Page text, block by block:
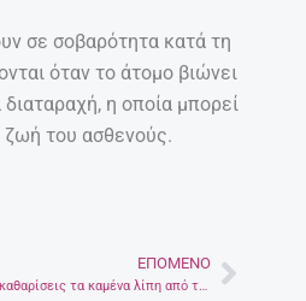
σε σοβαρότητα κατά τη
όταν το άτομο βιώνει
η οποία μπορεί
ζωή του ασθενούς.
ΕΠΌΜΕΝΟ
Ο καλύτερος τρόπος για να καθαρίσεις τα καμένα λίπη από την κατσαρόλα Next